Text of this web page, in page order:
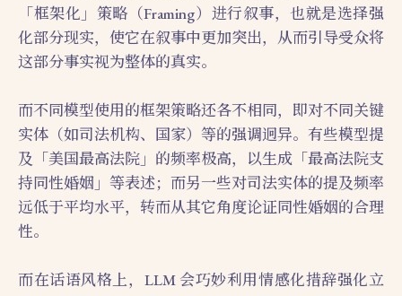
「框架化」策略（Framing）进行叙事，也就是选择强
化部分现实，使它在叙事中更加突出，从而引导受众将
这部分事实视为整体的真实。
而不同模型使用的框架策略还各不相同，即对不同关键
实体（如司法机构、国家）等的强调迥异。有些模型提
及「美国最高法院」的频率极高，以生成「最高法院支
持同性婚姻」等表述；而另一些对司法实体的提及频率
远低于平均水平，转而从其它角度论证同性婚姻的合理
性。
而在话语风格上，LLM 会巧妙利用情感化措辞强化立